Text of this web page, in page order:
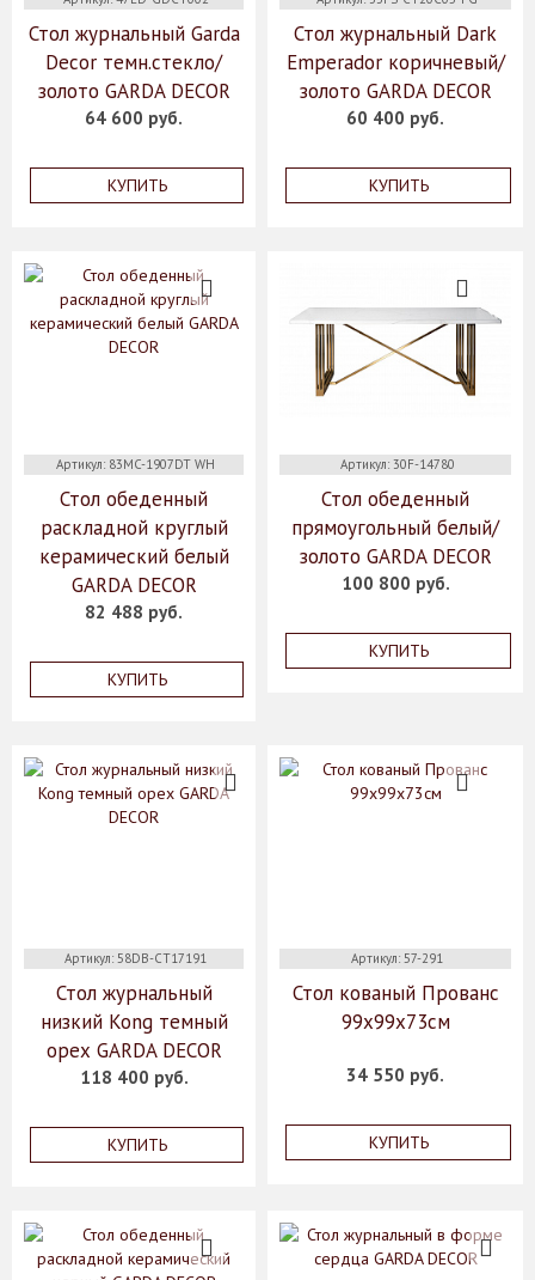
Стол журнальный Garda
Decor темн.стекло/
золото GARDA DECOR
64 600 руб.
КУПИТЬ
Стол журнальный Dark
Emperador коричневый/
золото GARDA DECOR
60 400 руб.
КУПИТЬ
Артикул: 83MC-1907DT WH
Стол обеденный
раскладной круглый
керамический белый
GARDA DECOR
82 488 руб.
КУПИТЬ
Артикул: 30F-14780
Стол обеденный
прямоугольный белый/
золото GARDA DECOR
100 800 руб.
КУПИТЬ
Артикул: 58DB-CT17191
Стол журнальный
низкий Kong темный
орех GARDA DECOR
118 400 руб.
КУПИТЬ
Артикул: 57-291
Стол кованый Прованс
99х99х73см
34 550 руб.
КУПИТЬ